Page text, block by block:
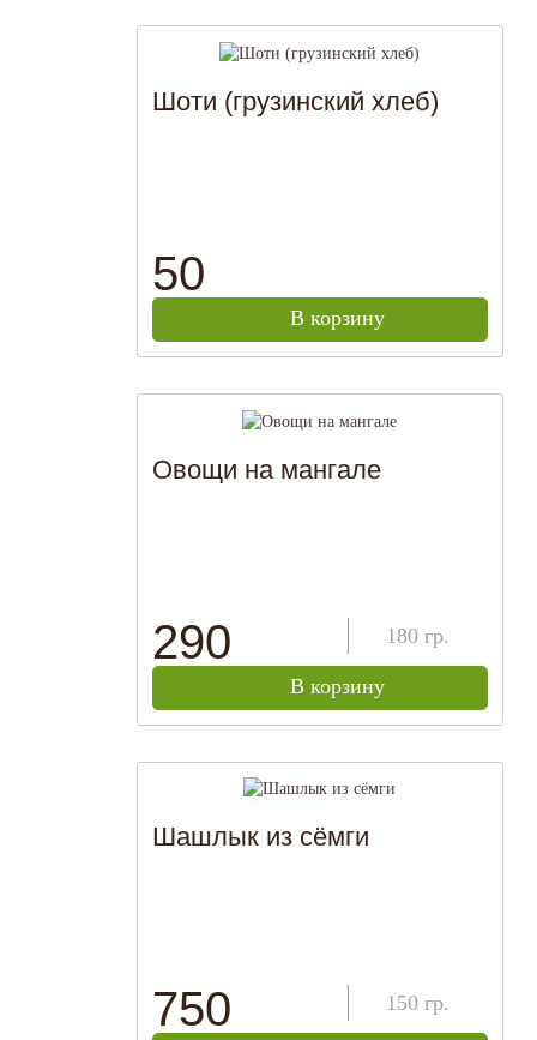
Шоти (грузинский хлеб)
50
В корзину
Овощи на мангале
290 180 гр.
В корзину
Шашлык из сёмги
750 150 гр.